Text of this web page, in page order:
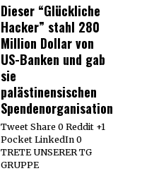
Dieser “Glückliche
Hacker” stahl 280
Million Dollar von
US-Banken und gab
sie
palästinensischen
Spendenorganisationen
Tweet Share 0 Reddit +1
Pocket LinkedIn 0
TRETE UNSERER TG
GRUPPE